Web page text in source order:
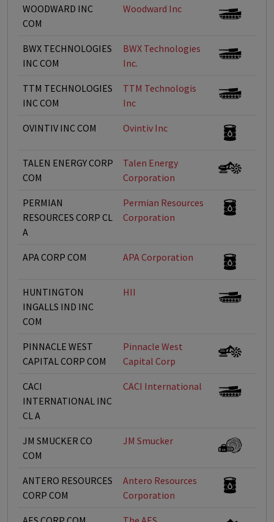
WOODWARD INC
COM
Woodward Inc
BWX TECHNOLOGIES
INC COM
BWX Technologies
Inc.
TTM TECHNOLOGIES
INC COM
TTM Technologis
Inc
OVINTIV INC COM Ovintiv Inc
TALEN ENERGY CORP
COM
Talen Energy
Corporation
PERMIAN
RESOURCES CORP CL
A
Permian Resources
Corporation
APA CORP COM APA Corporation
HUNTINGTON
INGALLS IND INC
COM
HII
PINNACLE WEST
CAPITAL CORP COM
Pinnacle West
Capital Corp
CACI
INTERNATIONAL INC
CL A
CACI International
JM SMUCKER CO
COM
JM Smucker
ANTERO RESOURCES
CORP COM
Antero Resources
Corporation